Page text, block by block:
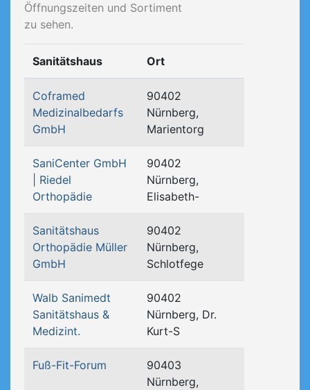
Öffnungszeiten und Sortiment
zu sehen.
Sanitätshaus Ort
Coframed
Medizinalbedarfs
GmbH
90402
Nürnberg,
Marientorg
SaniCenter GmbH
| Riedel
Orthopädie
90402
Nürnberg,
Elisabeth-
Sanitätshaus
Orthopädie Müller
GmbH
90402
Nürnberg,
Schlotfege
Walb Sanimedt
Sanitätshaus &
Medizint.
90402
Nürnberg, Dr.
Kurt-S
Fuß-Fit-Forum
90403
Nürnberg,